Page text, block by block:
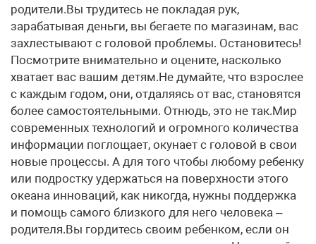
родители.Вы трудитесь не покладая рук,
зарабатывая деньги, вы бегаете по магазинам, вас
захлестывают с головой проблемы. Остановитесь!
Посмотрите внимательно и оцените, насколько
хватает вас вашим детям.Не думайте, что взрослее
с каждым годом, они, отдаляясь от вас, становятся
более самостоятельными. Отнюдь, это не так.Мир
современных технологий и огромного количества
информации поглощает, окунает с головой в свои
новые процессы. А для того чтобы любому ребенку
или подростку удержаться на поверхности этого
океана инноваций, как никогда, нужны поддержка
и помощь самого близкого для него человека –
родителя.Вы гордитесь своим ребенком, если он